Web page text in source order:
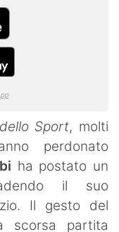
Sport, molti
perdonato
ha postato un
il suo
Il gesto del
scorsa partita